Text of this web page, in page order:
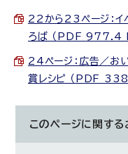
22から23ページ：イ
ろば （PDF 977.4
24ページ：広告／お
賞レシピ （PDF
このページに関する